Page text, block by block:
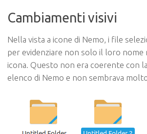
Cambiamenti visivi
Nella vista a icone di Nemo, i file
per evidenziare non solo il loro nome
icona. Questo non era coerente con
elenco di Nemo e non sembrava